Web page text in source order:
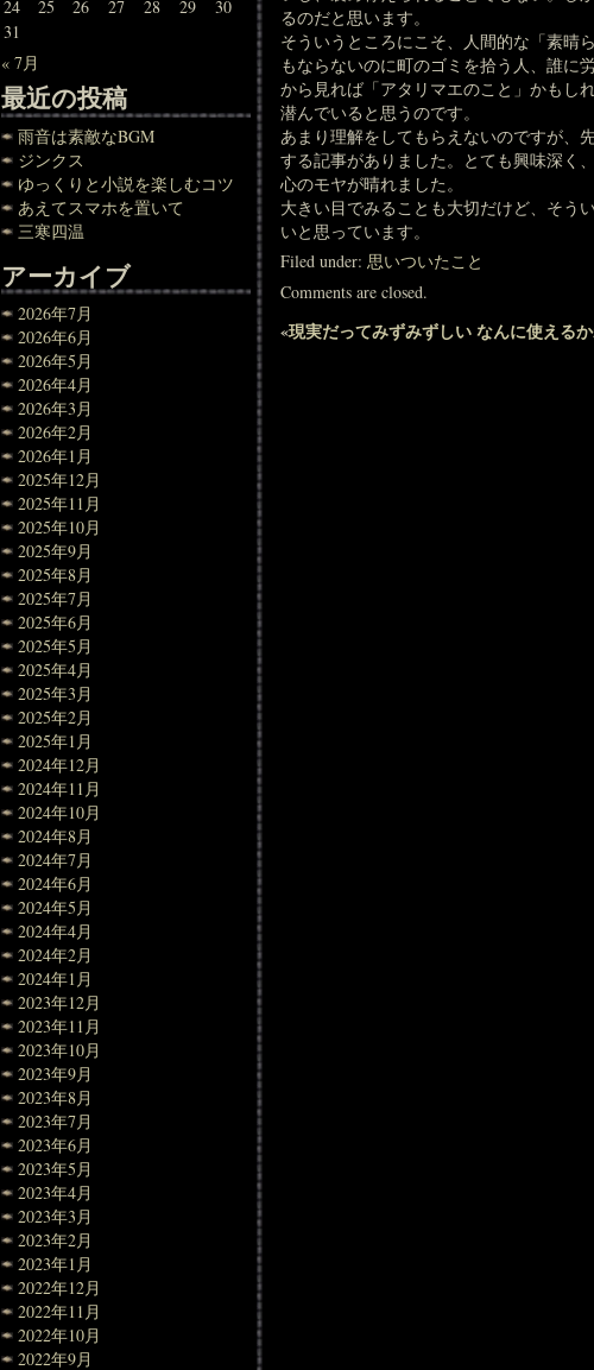
24
25 26 27 28 29
30
31
« 7月
最近の投稿
雨音は素敵なBGM
ジンクス
ゆっくりと小説を楽しむコツ
あえてスマホを置いて
三寒四温
アーカイブ
2026年7月
2026年6月
2026年5月
2026年4月
2026年3月
2026年2月
2026年1月
2025年12月
2025年11月
2025年10月
2025年9月
2025年8月
2025年7月
2025年6月
2025年5月
2025年4月
2025年3月
2025年2月
2025年1月
2024年12月
2024年11月
2024年10月
2024年8月
2024年7月
2024年6月
2024年5月
2024年4月
2024年2月
2024年1月
2023年12月
2023年11月
2023年10月
2023年9月
2023年8月
2023年7月
2023年6月
2023年5月
2023年4月
2023年3月
2023年2月
2023年1月
2022年12月
2022年11月
2022年10月
2022年9月
るのだと思います。
そういうところにこそ、人間的な「素晴
もならないのに町のゴミを拾う人、誰に
から見れば「アタリマエのこと」かもし
潜んでいると思うのです。
あまり理解をしてもらえないのですが、
する記事がありました。とても興味深く
心のモヤが晴れました。
大きい目でみることも大切だけど、そう
いと思っています。
Filed under:思いついたこと
Comments are closed.
«現実だってみずみずしい なんに使える